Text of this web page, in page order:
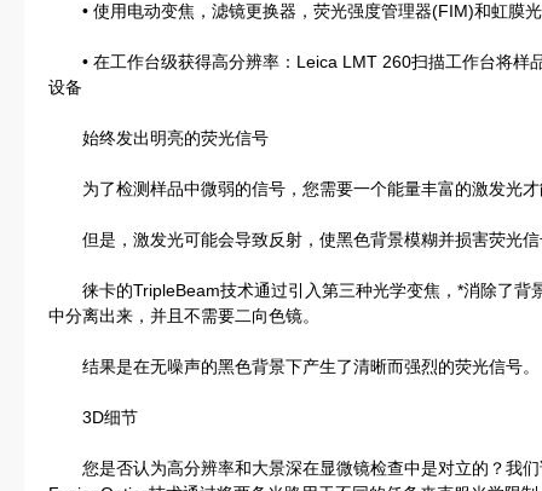
• 使用电动变焦，滤镜更换器，荧光强度管理器(FIM)和虹膜
• 在工作台级获得高分辨率：Leica LMT 260扫描工作台将样
设备
始终发出明亮的荧光信号
为了检测样品中微弱的信号，您需要一个能量丰富的激发光才
但是，激发光可能会导致反射，使黑色背景模糊并损害荧光信
徕卡的TripleBeam技术通过引入第三种光学变焦，*消除了背
中分离出来，并且不需要二向色镜。
结果是在无噪声的黑色背景下产生了清晰而强烈的荧光信号。
3D细节
您是否认为高分辨率和大景深在显微镜检查中是对立的？我们